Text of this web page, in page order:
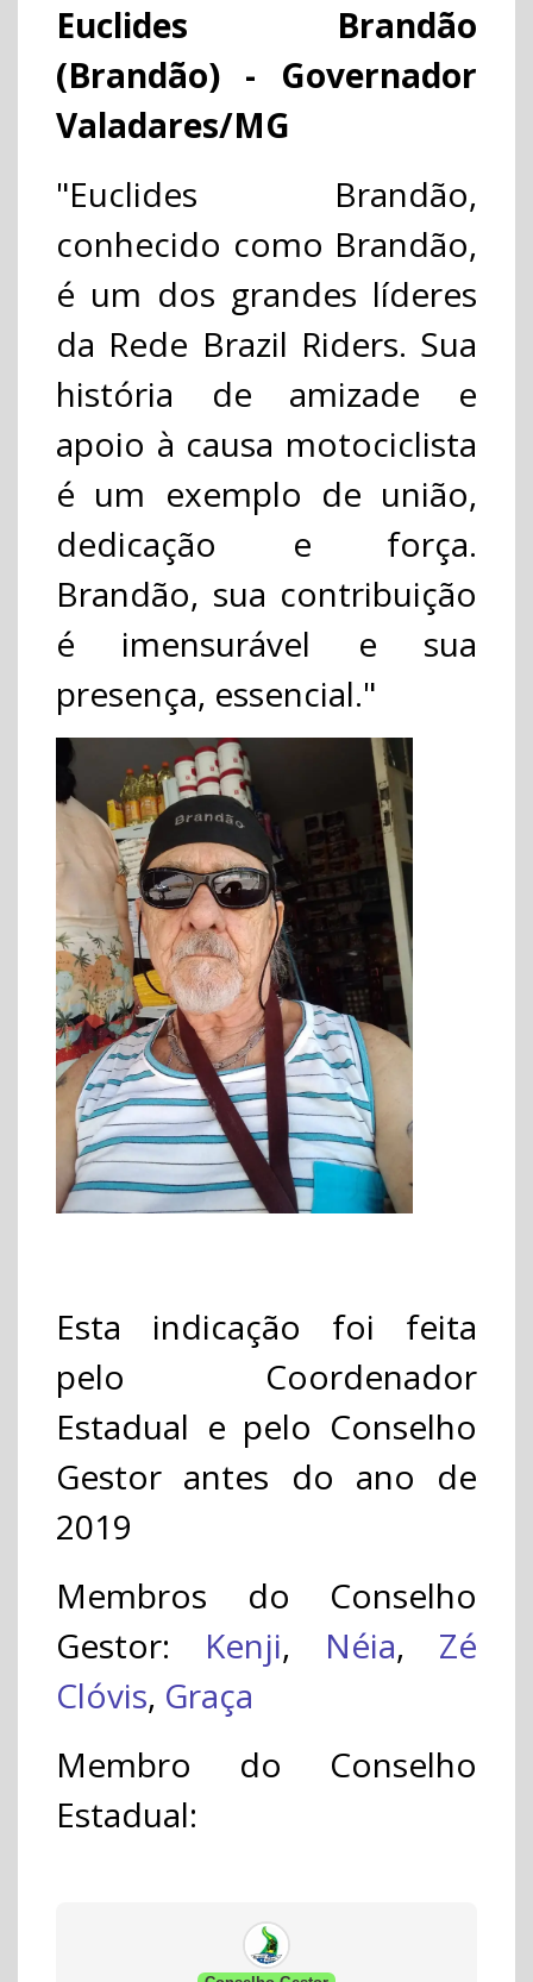
Euclides Brandão
(Brandão) - Governador
Valadares/MG
"Euclides Brandão,
conhecido como Brandão,
é um dos grandes líderes
da Rede Brazil Riders. Sua
história de amizade e
apoio à causa motociclista
é um exemplo de união,
dedicação e força.
Brandão, sua contribuição
é imensurável e sua
presença, essencial."
Esta indicação foi feita
pelo Coordenador
Estadual e pelo Conselho
Gestor antes do ano de
2019
Membros do Conselho
Gestor: Kenji, Néia, Zé
Clóvis, Graça
Membro do Conselho
Estadual: